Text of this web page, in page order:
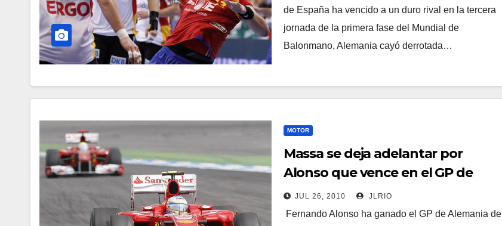
de España ha vencido a un duro rival en la tercera
jornada de la primera fase del Mundial de
Balonmano, Alemania cayó derrotada…
MOTOR
Massa se deja adelantar por
Alonso que vence en el GP de
Alemania
JUL 26, 2010 JLRIO
Fernando Alonso ha ganado el GP de Alemania de